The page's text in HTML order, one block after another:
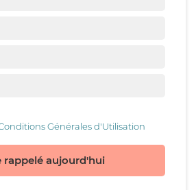
Générales d'Utilisation
rappelé aujourd'hui